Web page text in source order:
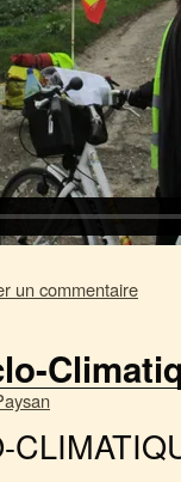
un commentaire